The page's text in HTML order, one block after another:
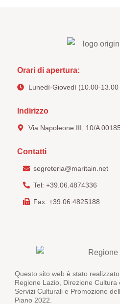
Orari di apertura:
Lunedì-Giovedì (10.00-
Indirizzo
Via Napoleone III, 10/A
Contatti
segreteria@maritain.net
Tel: +39.06.4874336
Fax: +39.06.4825188
Questo sito web è stato
Regione Lazio, Direzione Cultura
Servizi Culturali e Promozione
Piano 2022.